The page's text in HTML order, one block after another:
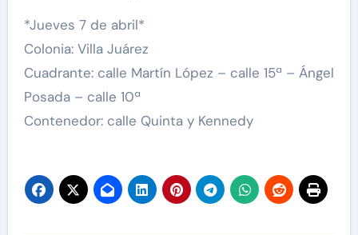
*Jueves 7 de abril*
Colonia: Villa Juárez
Cuadrante: calle Martín López – calle 15ª – Ángel
Posada – calle 10ª
Contenedor: calle Quinta y Kennedy